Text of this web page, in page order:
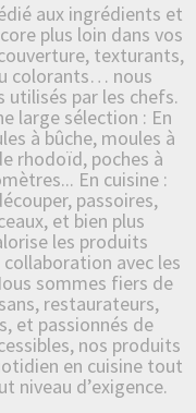
aux ingrédients et
plus loin dans vos
texturants,
colorants… nous
par les chefs.
large sélection : En
à bûche, moules à
rhodoïd, poches à
En cuisine :
passoires,
et bien plus
les produits
avec les
sommes fiers de
restaurateurs,
et passionnés de
nos produits
en cuisine tout
niveau d’exigence.